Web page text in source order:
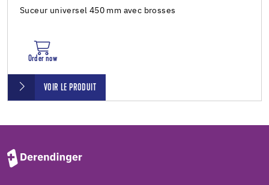
Suceur universel 450 mm avec brosses
Order now
VOIR LE PRODUIT